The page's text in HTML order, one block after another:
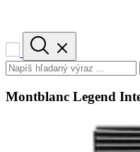
Montblanc Legend